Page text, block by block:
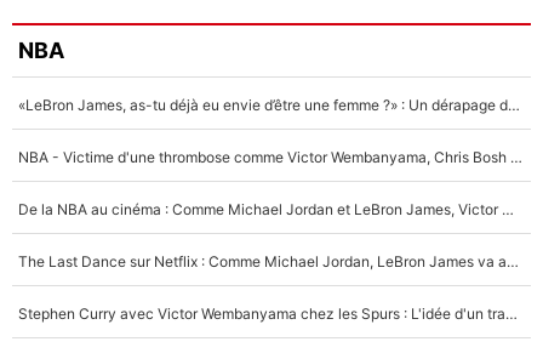
NBA
«LeBron James, as-tu déjà eu envie d’être une femme ?» : Un dérapage de Donald Trump sur la superstar de la NBA refait surface
NBA - Victime d'une thrombose comme Victor Wembanyama, Chris Bosh prévient le Français des risques sur sa santé : «J’ai failli mourir sur le coup et j’ai été ramené à la vie»
De la NBA au cinéma : Comme Michael Jordan et LeBron James, Victor Wembanyama rêve d'une carrière d'acteur !
The Last Dance sur Netflix : Comme Michael Jordan, LeBron James va avoir le droit à sa série !
Stephen Curry avec Victor Wembanyama chez les Spurs : L'idée d'un trade historique est lancée en NBA !